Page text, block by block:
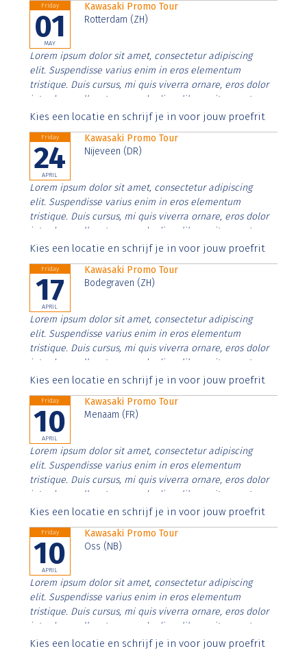
Friday
01
MAY
Kawasaki Promo Tour
Rotterdam (ZH)
Lorem ipsum dolor sit amet, consectetur adipiscing
elit. Suspendisse varius enim in eros elementum
tristique. Duis cursus, mi quis viverra ornare, eros dolor
interdum nulla, ut commodo diam libero vitae erat.
Aenean faucibus nibh et justo cursus id rutrum lorem
Kies een locatie en schrijf je in voor jouw proefrit
Friday
24
APRIL
Kawasaki Promo Tour
Nijeveen (DR)
Lorem ipsum dolor sit amet, consectetur adipiscing
elit. Suspendisse varius enim in eros elementum
tristique. Duis cursus, mi quis viverra ornare, eros dolor
interdum nulla, ut commodo diam libero vitae erat.
Aenean faucibus nibh et justo cursus id rutrum lorem
Kies een locatie en schrijf je in voor jouw proefrit
Friday
17
APRIL
Kawasaki Promo Tour
Bodegraven (ZH)
Lorem ipsum dolor sit amet, consectetur adipiscing
elit. Suspendisse varius enim in eros elementum
tristique. Duis cursus, mi quis viverra ornare, eros dolor
interdum nulla, ut commodo diam libero vitae erat.
Aenean faucibus nibh et justo cursus id rutrum lorem
Kies een locatie en schrijf je in voor jouw proefrit
Friday
10
APRIL
Kawasaki Promo Tour
Menaam (FR)
Lorem ipsum dolor sit amet, consectetur adipiscing
elit. Suspendisse varius enim in eros elementum
tristique. Duis cursus, mi quis viverra ornare, eros dolor
interdum nulla, ut commodo diam libero vitae erat.
Aenean faucibus nibh et justo cursus id rutrum lorem
Kies een locatie en schrijf je in voor jouw proefrit
Friday
10
APRIL
Kawasaki Promo Tour
Oss (NB)
Lorem ipsum dolor sit amet, consectetur adipiscing
elit. Suspendisse varius enim in eros elementum
tristique. Duis cursus, mi quis viverra ornare, eros dolor
interdum nulla, ut commodo diam libero vitae erat.
Aenean faucibus nibh et justo cursus id rutrum lorem
Kies een locatie en schrijf je in voor jouw proefrit